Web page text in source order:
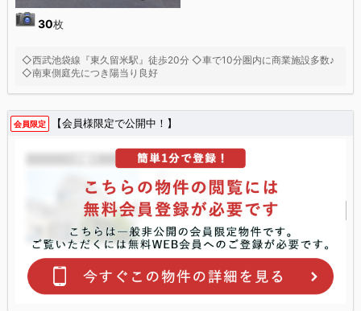
30枚
◇西武池袋線『東久留米駅』徒歩20分 ◇車で10分圏内に商業施設多数♪
◇南東側庭先につき陽当り良好
会員限定 【会員様限定で公開中！】